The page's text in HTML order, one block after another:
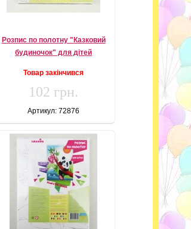
Розпис по полотну "Казковий
будиночок" для дітей
Товар закінчився
102 грн.
Артикул: 72876